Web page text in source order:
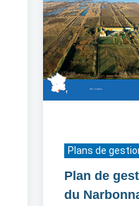
Plans de
Plan de
du